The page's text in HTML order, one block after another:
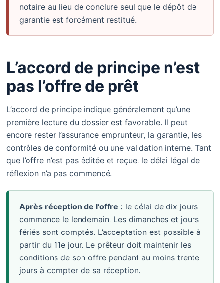
notaire au lieu de conclure seul que le dépôt de
garantie est forcément restitué.
L’accord de principe n’est
pas l’offre de prêt
L’accord de principe indique généralement qu’une
première lecture du dossier est favorable. Il peut
encore rester l’assurance emprunteur, la garantie, les
contrôles de conformité ou une validation interne. Tant
que l’offre n’est pas éditée et reçue, le délai légal de
réflexion n’a pas commencé.
Après réception de l’offre : le délai de dix jours
commence le lendemain. Les dimanches et jours
fériés sont comptés. L’acceptation est possible à
partir du 11e jour. Le prêteur doit maintenir les
conditions de son offre pendant au moins trente
jours à compter de sa réception.